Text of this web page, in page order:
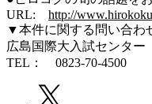
URL: http://
▼本件に関する問い合わ
広島国際大入試センタ
TEL： 0823-70-4500